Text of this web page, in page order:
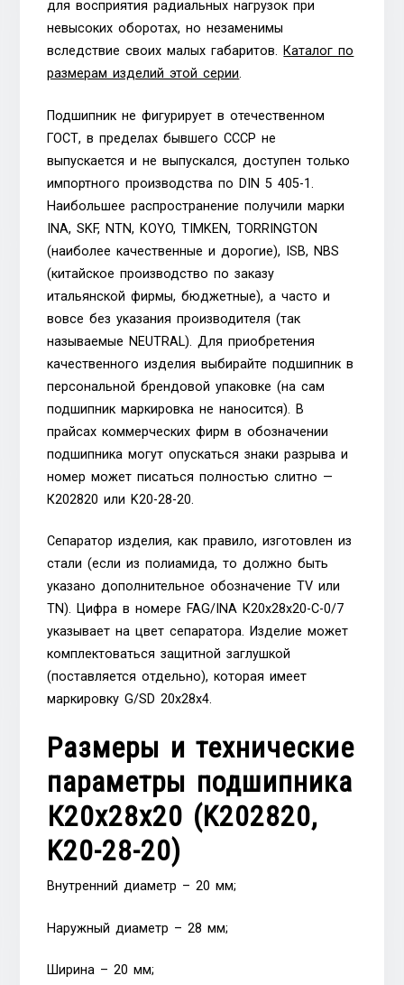
для восприятия радиальных нагрузок при
невысоких оборотах, но незаменимы
вследствие своих малых габаритов. Каталог по
размерам изделий этой серии.
Подшипник не фигурирует в отечественном
ГОСТ, в пределах бывшего СССР не
выпускается и не выпускался, доступен только
импортного производства по DIN 5 405-1.
Наибольшее распространение получили марки
INA, SKF, NTN, KOYO, TIMKEN, TORRINGTON
(наиболее качественные и дорогие), ISB, NBS
(китайское производство по заказу
итальянской фирмы, бюджетные), а часто и
вовсе без указания производителя (так
называемые NEUTRAL). Для приобретения
качественного изделия выбирайте подшипник в
персональной брендовой упаковке (на сам
подшипник маркировка не наносится). В
прайсах коммерческих фирм в обозначении
подшипника могут опускаться знаки разрыва и
номер может писаться полностью слитно —
К202820 или K20-28-20.
Сепаратор изделия, как правило, изготовлен из
стали (если из полиамида, то должно быть
указано дополнительное обозначение TV или
TN). Цифра в номере FAG/INA К20х28х20-C-0/7
указывает на цвет сепаратора. Изделие может
комплектоваться защитной заглушкой
(поставляется отдельно), которая имеет
маркировку G/SD 20x28x4.
Размеры и технические
параметры подшипника
К20х28х20 (K202820,
K20-28-20)
Внутренний диаметр – 20 мм;
Наружный диаметр – 28 мм;
Ширина – 20 мм;